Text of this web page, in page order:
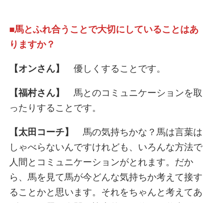
■馬とふれ合うことで大切にしていることはあ
りますか？
【オンさん】 優しくすることです。
【福村さん】
馬とのコミュニケーションを取
ったりすることです。
【太田コーチ】
馬の気持ちかな？馬は言葉は
しゃべらないんですけれども、いろんな方法で
人間とコミュニケーションがとれます。だか
ら、馬を見て馬が今どんな気持ちか考えて接す
ることかと思います。それをちゃんと考えてあ